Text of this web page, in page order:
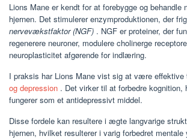
Lions Mane er kendt for at forebygge og behandle
hjernen. Det stimulerer enzymproduktionen, der
nervevækstfaktor (NGF) . NGF er proteiner, der
regenerere neuroner, modulere cholinerge
neuroplasticitet afgørende for indlæring.
I praksis har Lions Mane vist sig at være effektive
og depression . Det virker til at forbedre kognition,
fungerer som et antidepressivt middel.
Disse fordele kan resultere i ægte langvarige
hjernen, hvilket resulterer i varig forbedret mentale